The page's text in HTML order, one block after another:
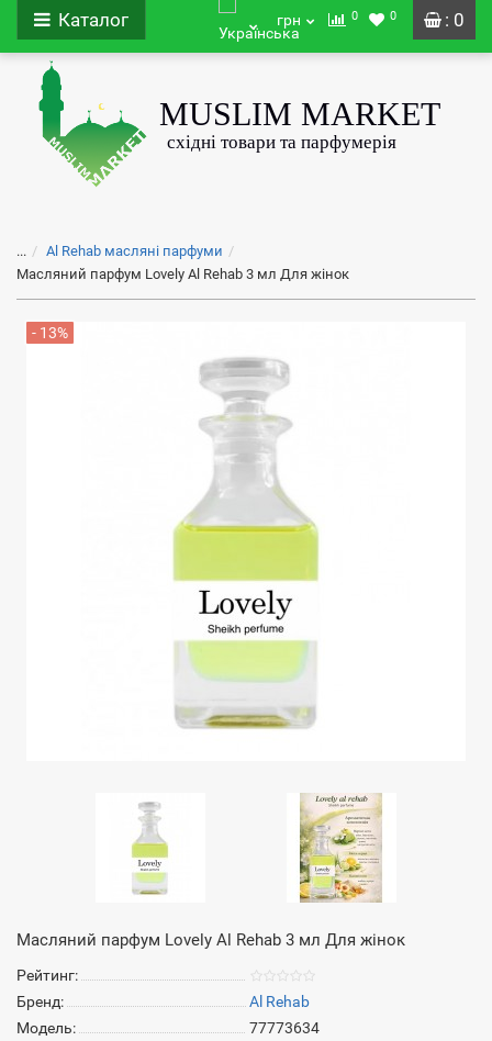
: 0
Каталог грн 0 0
...
Al Rehab масляні парфуми
Масляний парфум Lovely Al Rehab 3 мл Для жінок
- 13%
Масляний парфум Lovely Al Rehab 3 мл Для жінок
Рейтинг:
Бренд:
Al Rehab
Модель:
77773634